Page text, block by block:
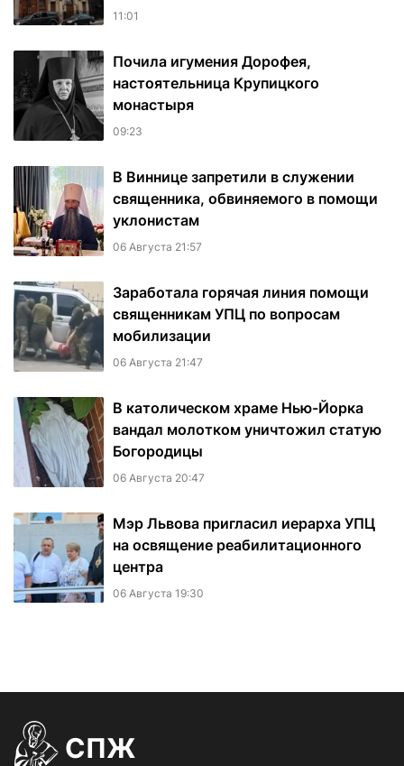
11:01
Почила игумения Дорофея,
настоятельница Крупицкого
монастыря
09:23
В Виннице запретили в служении
священника, обвиняемого в помощи
уклонистам
06 Августа 21:57
Заработала горячая линия помощи
священникам УПЦ по вопросам
мобилизации
06 Августа 21:47
В католическом храме Нью-Йорка
вандал молотком уничтожил статую
Богородицы
06 Августа 20:47
Мэр Львова пригласил иерарха УПЦ
на освящение реабилитационного
центра
06 Августа 19:30
СПЖ